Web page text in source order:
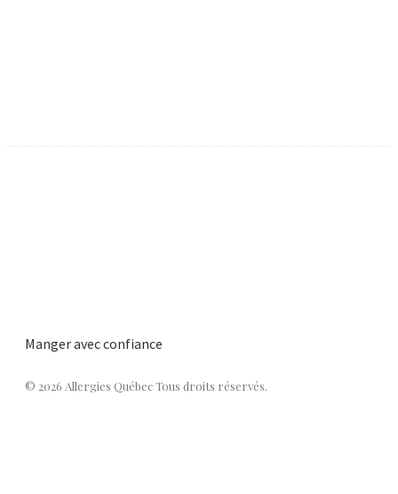
Manger avec confiance
© 2026 Allergies Québec Tous droits réservés.